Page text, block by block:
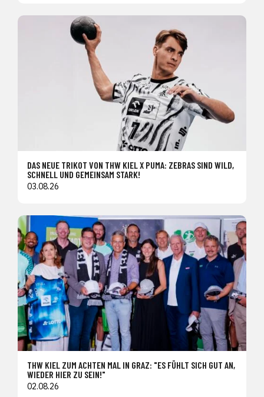
DAS NEUE TRIKOT VON THW KIEL X PUMA: ZEBRAS SIND WILD,
SCHNELL UND GEMEINSAM STARK!
03.08.26
THW KIEL ZUM ACHTEN MAL IN GRAZ: "ES FÜHLT SICH GUT AN,
WIEDER HIER ZU SEIN!"
02.08.26